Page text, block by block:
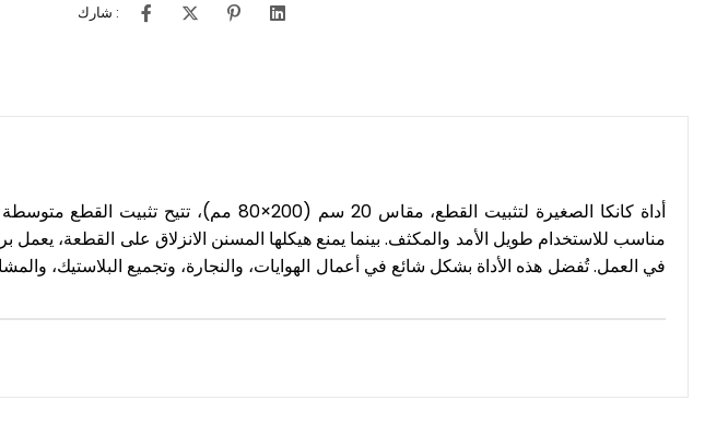
شارك :
أداة كانكا الصغيرة لتثبيت القطع، مقاس
مناسب للاستخدام طويل الأمد والمكثف. بينما يمنع هيكلها المسنن الانزلاق على القطعة،
في العمل. تُفضل هذه الأداة بشكل شائع في أعمال الهوايات، والنجارة، وتجميع البلاستيك،